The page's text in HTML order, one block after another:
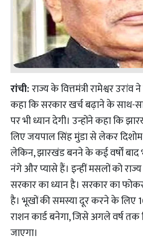
रांची:राज्य के वित्तमंत्री रामेश्वर
कहा कि सरकार खर्च बढ़ाने के साथ-
पर भी ध्यान देगी। उन्होंने कहा कि
लिए जयपाल सिंह मुंडा से लेकर
लेकिन, झारखंड बनने के कई वर्षों
नंगे और प्यासे हैं। इन्हीं मसलों को
सरकार का ध्यान है।सरकार का
है। भूखों की समस्या दूर करने के लिए
राशन कार्ड बनेगा, जिसे अगले वर्ष तक
जाएगा।